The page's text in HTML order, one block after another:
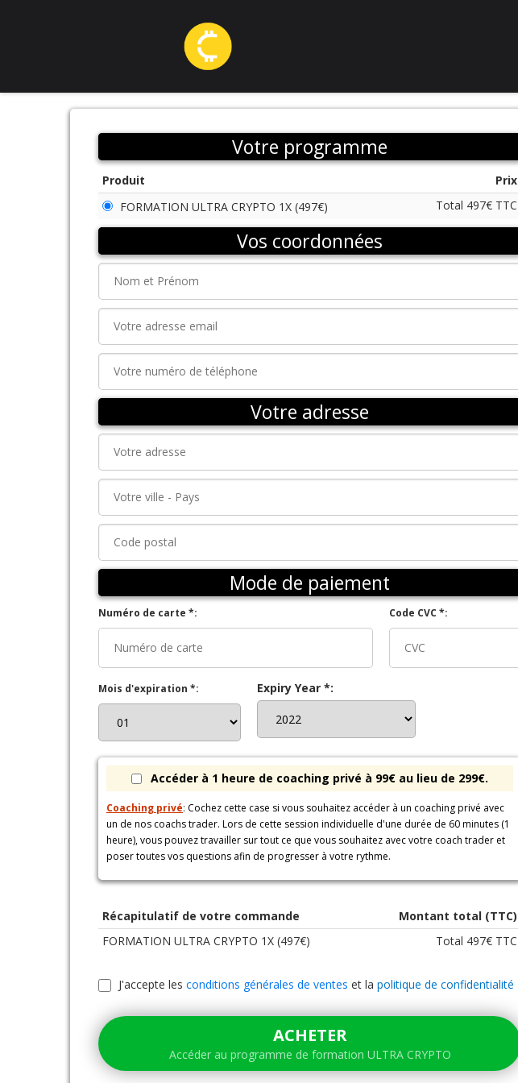
Votre programme
Produit
Prix
FORMATION ULTRA CRYPTO 1X (497€)
Total 497€ TTC
Vos coordonnées
Votre adresse
Mode de paiement
Numéro de carte *: Code CVC *:
Mois d'expiration *: Expiry Year *:
Accéder à 1 heure de coaching privé à 99€ au lieu de 299€.
Coaching privé: Cochez cette case si vous souhaitez accéder à un coaching privé avec
un de nos coachs trader. Lors de cette session individuelle d'une durée de 60 minutes (1
heure), vous pouvez travailler sur tout ce que vous souhaitez avec votre coach trader et
poser toutes vos questions afin de progresser à votre rythme.
Récapitulatif de votre commande
Montant total (TTC)
FORMATION ULTRA CRYPTO 1X (497€)
Total 497€ TTC
J'accepte les conditions générales de ventes et la politique de confidentialité
ACHETER
Accéder au programme de formation ULTRA CRYPTO